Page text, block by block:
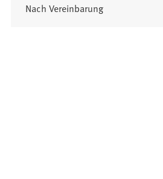
Nach Vereinbarung